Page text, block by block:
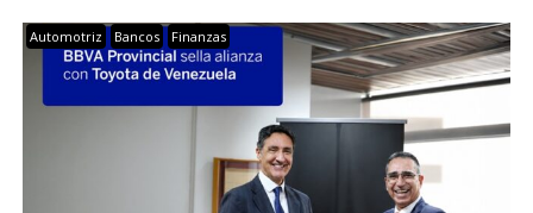
Automotriz Bancos Finanzas